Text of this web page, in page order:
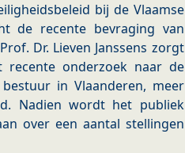
bij de Vlaamse
de recente bevraging van
Dr. Lieven Janssens zorgt
onderzoek naar de
in Vlaanderen, meer
Nadien wordt het publiek
over een aantal stellingen